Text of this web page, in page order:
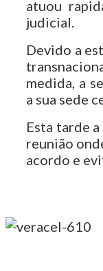
atuou
judicial.
Devido a
medida, a
a sua sede
Esta tarde
reunião
acordo e